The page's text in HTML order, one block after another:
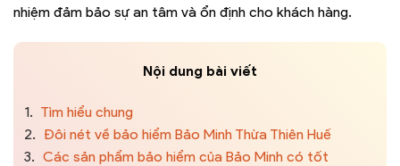
nhiệm đảm bảo sự an tâm và ổn định cho khách hàng.
Nội dung bài viết
1. Tìm hiểu chung
2. Đôi nét về bảo hiểm Bảo Minh Thừa Thiên Huế
3. Các sản phẩm bảo hiểm của Bảo Minh có tốt